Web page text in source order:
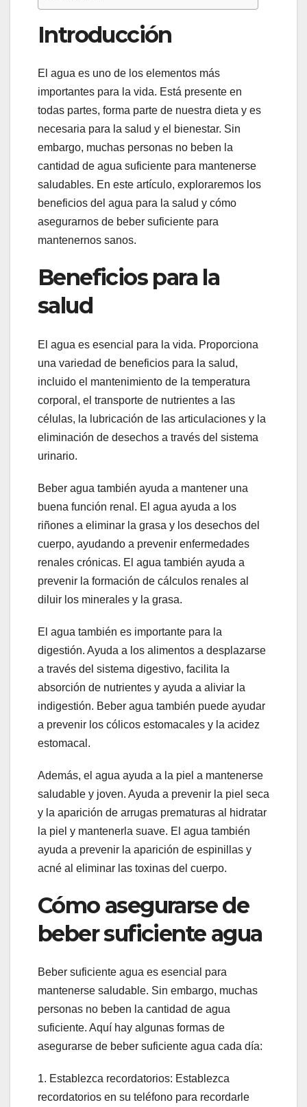
Introducción
El agua es uno de los elementos más
importantes para la vida. Está presente en
todas partes, forma parte de nuestra dieta y es
necesaria para la salud y el bienestar. Sin
embargo, muchas personas no beben la
cantidad de agua suficiente para mantenerse
saludables. En este artículo, exploraremos los
beneficios del agua para la salud y cómo
asegurarnos de beber suficiente para
mantenernos sanos.
Beneficios para la
salud
El agua es esencial para la vida. Proporciona
una variedad de beneficios para la salud,
incluido el mantenimiento de la temperatura
corporal, el transporte de nutrientes a las
células, la lubricación de las articulaciones y la
eliminación de desechos a través del sistema
urinario.
Beber agua también ayuda a mantener una
buena función renal. El agua ayuda a los
riñones a eliminar la grasa y los desechos del
cuerpo, ayudando a prevenir enfermedades
renales crónicas. El agua también ayuda a
prevenir la formación de cálculos renales al
diluir los minerales y la grasa.
El agua también es importante para la
digestión. Ayuda a los alimentos a desplazarse
a través del sistema digestivo, facilita la
absorción de nutrientes y ayuda a aliviar la
indigestión. Beber agua también puede ayudar
a prevenir los cólicos estomacales y la acidez
estomacal.
Además, el agua ayuda a la piel a mantenerse
saludable y joven. Ayuda a prevenir la piel seca
y la aparición de arrugas prematuras al hidratar
la piel y mantenerla suave. El agua también
ayuda a prevenir la aparición de espinillas y
acné al eliminar las toxinas del cuerpo.
Cómo asegurarse de
beber suficiente agua
Beber suficiente agua es esencial para
mantenerse saludable. Sin embargo, muchas
personas no beben la cantidad de agua
suficiente. Aquí hay algunas formas de
asegurarse de beber suficiente agua cada día:
1. Establezca recordatorios: Establezca
recordatorios en su teléfono para recordarle